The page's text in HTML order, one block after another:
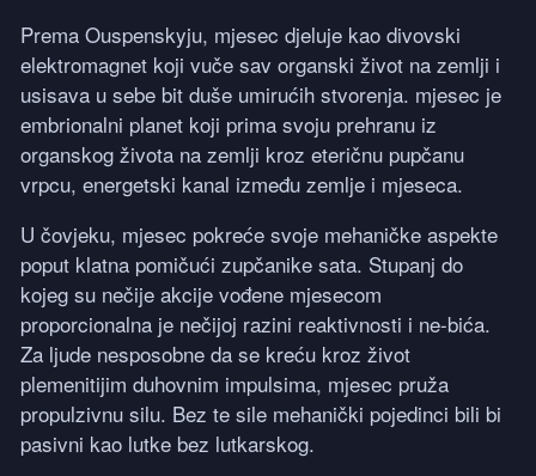
Prema Ouspenskyju, mjesec djeluje kao divovski
elektromagnet koji vuče sav organski život na zemlji i
usisava u sebe bit duše umirućih stvorenja. mjesec je
embrionalni planet koji prima svoju prehranu iz
organskog života na zemlji kroz eteričnu pupčanu
vrpcu, energetski kanal između zemlje i mjeseca.
U čovjeku, mjesec pokreće svoje mehaničke aspekte
poput klatna pomičući zupčanike sata. Stupanj do
kojeg su nečije akcije vođene mjesecom
proporcionalna je nečijoj razini reaktivnosti i ne-bića.
Za ljude nesposobne da se kreću kroz život
plemenitijim duhovnim impulsima, mjesec pruža
propulzivnu silu. Bez te sile mehanički pojedinci bili bi
pasivni kao lutke bez lutkarskog.